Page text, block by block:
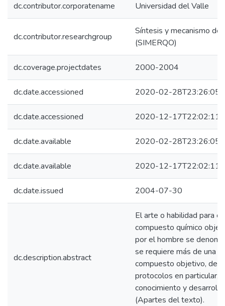
dc.contributor.corporatename Universidad del Valle
dc.contributor.researchgroup
Síntesis y mecanismo de
(SIMERQO)
dc.coverage.projectdates 2000-2004
dc.date.accessioned 2020-02-28T23:26:05Z
dc.date.accessioned 2020-12-17T22:02:11Z
dc.date.available 2020-02-28T23:26:05Z
dc.date.available 2020-12-17T22:02:11Z
dc.date.issued 2004-07-30
dc.description.abstract
El arte o habilidad para
compuesto químico
por el hombre se
se requiere más de una
compuesto objetivo, de
protocolos en particular,
conocimiento y
(Apartes del texto).